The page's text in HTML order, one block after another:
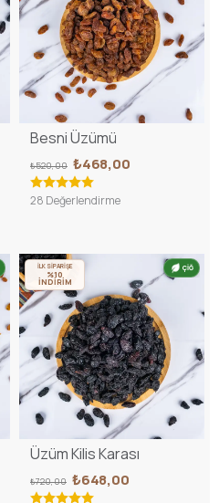
Besni Üzümü
₺520,00 ₺468,00
28 Değerlendirme
ÇİĞ
İLK SİPARİŞE
%10
İNDİRİM
Üzüm Kilis Karası
₺720,00 ₺648,00